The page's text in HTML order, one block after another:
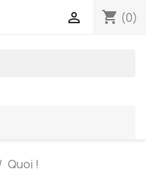
shopping_cart (0)

Quoi !